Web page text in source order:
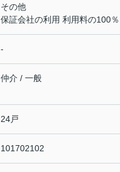
その他
保証会社の利用 利用料の100
-
仲介 / 一般
24戸
101702102